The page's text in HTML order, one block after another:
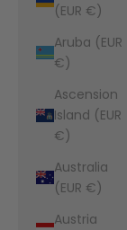
(EUR €)
Aruba (EUR
€)
Ascension
Island (EUR
€)
Australia
(EUR €)
Austria